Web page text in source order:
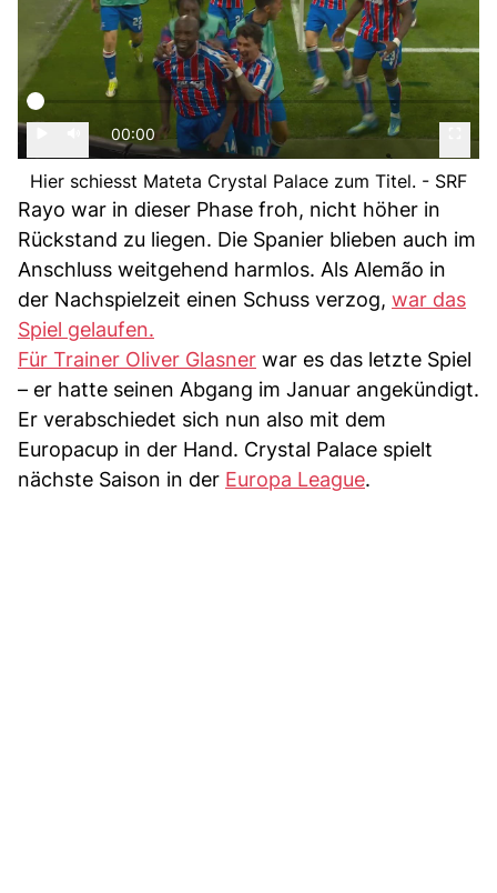
00:00
Hier schiesst Mateta Crystal Palace zum Titel. - SRF
Rayo war in dieser Phase froh, nicht höher in
Rückstand zu liegen. Die Spanier blieben auch im
Anschluss weitgehend harmlos. Als Alemão in
der Nachspielzeit einen Schuss verzog, war das
Spiel gelaufen.
Für Trainer Oliver Glasner war es das letzte Spiel
– er hatte seinen Abgang im Januar angekündigt.
Er verabschiedet sich nun also mit dem
Europacup in der Hand. Crystal Palace spielt
nächste Saison in der Europa League.